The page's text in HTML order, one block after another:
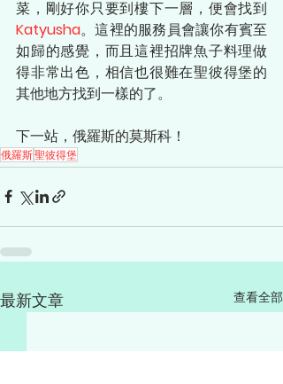
Katyusha。這裡的服務員會讓你有賓至
如歸的感覺，而且這裡招牌魚子料理做
得非常出色，相信也很難在聖彼得堡的
其他地方找到一樣的了。
下一站，俄羅斯的莫斯科！
俄羅斯聖彼得堡
最新文章 查看全部